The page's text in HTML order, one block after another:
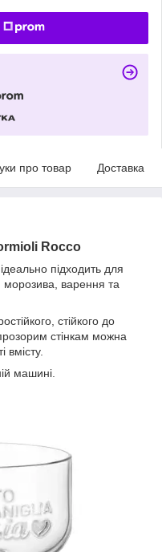
про товар Доставка
Rocco
підходить для
морозива, варення та
стійкого до
стінкам можна
вмісту.
машині.